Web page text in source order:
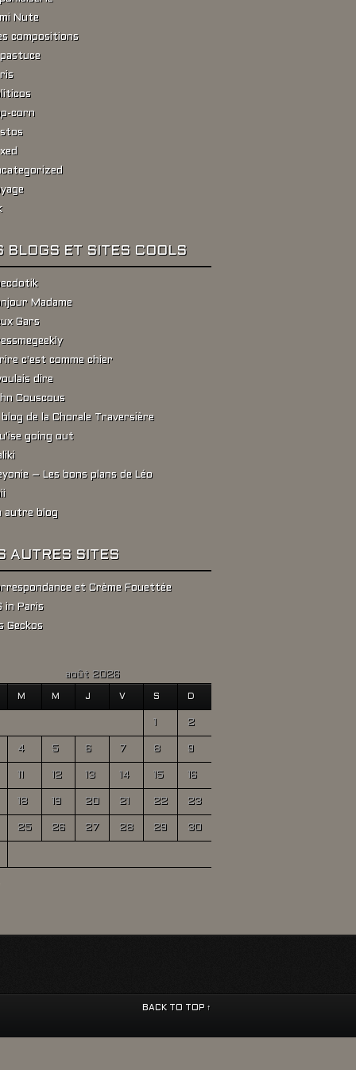
Nute
compositions
corn
BLOGS ET SITES COOLS
Madame
Gars
c'est comme chier
dire
Couscous
blog de la Chorale Traversière
going out
– Les bons plans de Léo
autre blog
AUTRES SITES
et Crème Fouettée
in Paris
Geckos
août 2026
M M J V S D
1 2
4 5 6 7 8 9
11 12 13 14 15 16
18 19 20 21 22 23
25 26 27 28 29 30
BACK TO TOP ↑